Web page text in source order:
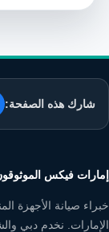
شارك هذه الصفحة:
إمارات فيكس
خبراء صيانة الأجهزة
الإمارات. نخدم دبي